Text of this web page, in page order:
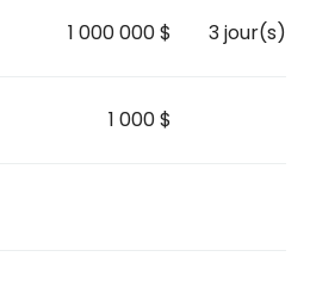
1 000 000 $ 3 jour(s)
1 000 $